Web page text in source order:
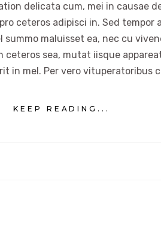
delicata cum, mei in causae
ceteros adipisci in. Sed tempor
summo maluisset ea, nec cu
sea, mutat iisque
in mel. Per vero vituperatoribus
KEEP READING...